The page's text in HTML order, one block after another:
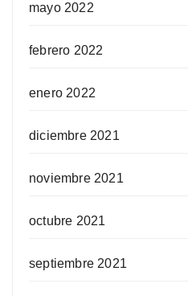
mayo 2022
febrero 2022
enero 2022
diciembre 2021
noviembre 2021
octubre 2021
septiembre 2021